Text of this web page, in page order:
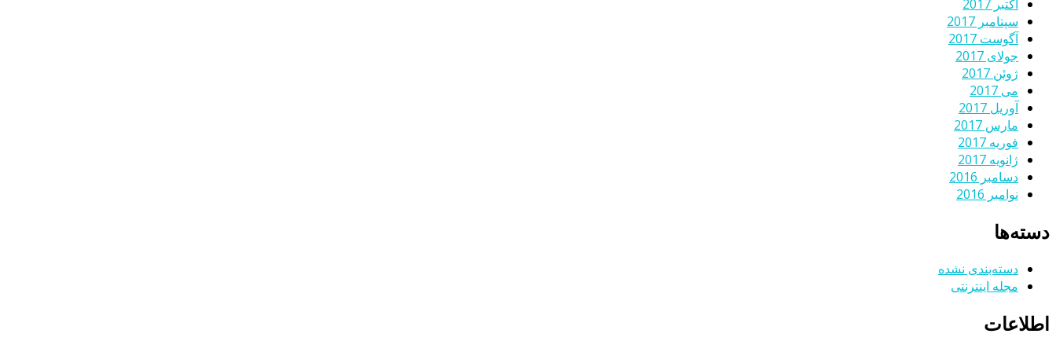
اکتبر 2017
سپتامبر 2017
آگوست 2017
جولای 2017
ژوئن 2017
می 2017
آوریل 2017
مارس 2017
فوریه 2017
ژانویه 2017
دسامبر 2016
نوامبر 2016
دسته‌ها
دسته‌بندی نشده
مجله اینترنتی
اطلاعات